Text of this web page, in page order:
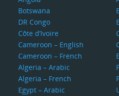
Botswana
DR Congo
Côte d’Ivoire
Cameroon – English
Cameroon – French
Algeria – Arabic
Algeria – French
Egypt – Arabic